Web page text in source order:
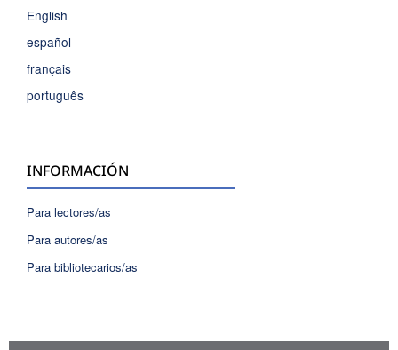
English
español
français
português
INFORMACIÓN
Para lectores/as
Para autores/as
Para bibliotecarios/as